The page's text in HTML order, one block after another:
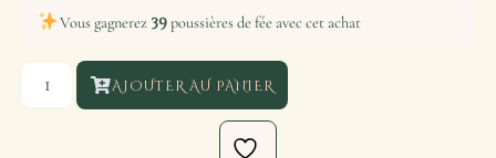
Vous gagnerez 39poussières de fée avec cet achat
AJOUTER AU PANIER